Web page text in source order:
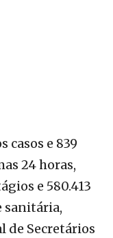
casos e 839
24 horas,
e 580.413
sanitária,
de Secretários